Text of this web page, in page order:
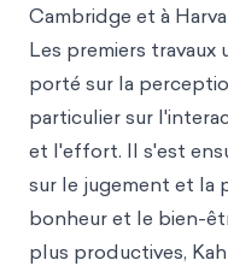
Cambridge et à
Les premiers travaux
porté sur la
particulier sur
et l'effort. Il s'est
sur le jugement et la
bonheur et le bien-
plus productives,